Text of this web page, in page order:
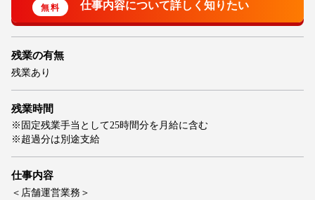
残業の有無
残業あり
残業時間
※固定残業手当として25時間分を月給に含む
※超過分は別途支給
仕事内容
＜店舗運営業務＞